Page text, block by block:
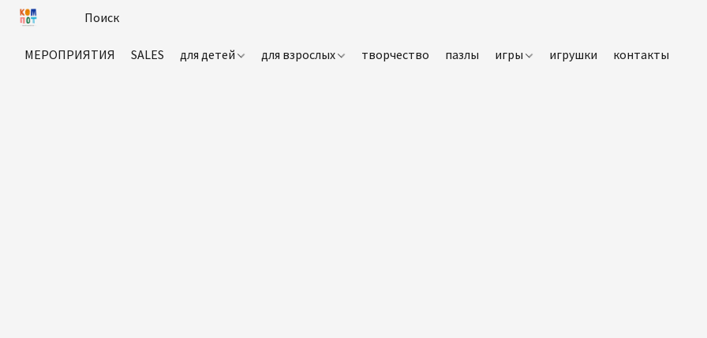
МЕРОПРИЯТИЯ SALES для детей для взрослых творчество пазлы игры игрушки контакты